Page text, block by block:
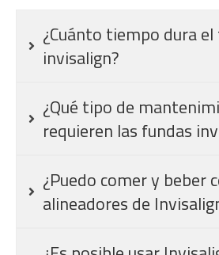
¿Cuánto tiempo dura
invisalign?
¿Qué tipo de
requieren las fundas
¿Puedo comer y beber
alineadores de